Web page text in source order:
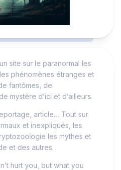
site sur le paranormal les
phénomènes étranges et
fantômes, de
mystère d’ici et d’ailleurs.
article… Tout sur
et inexpliqués, les
les mythes et
et des autres…
hurt you, but what you